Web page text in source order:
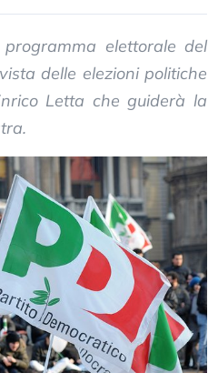
elettorale del
delle elezioni politiche
Letta che guiderà la